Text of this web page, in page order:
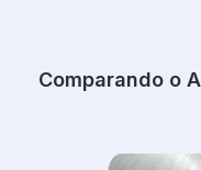
Comparando o